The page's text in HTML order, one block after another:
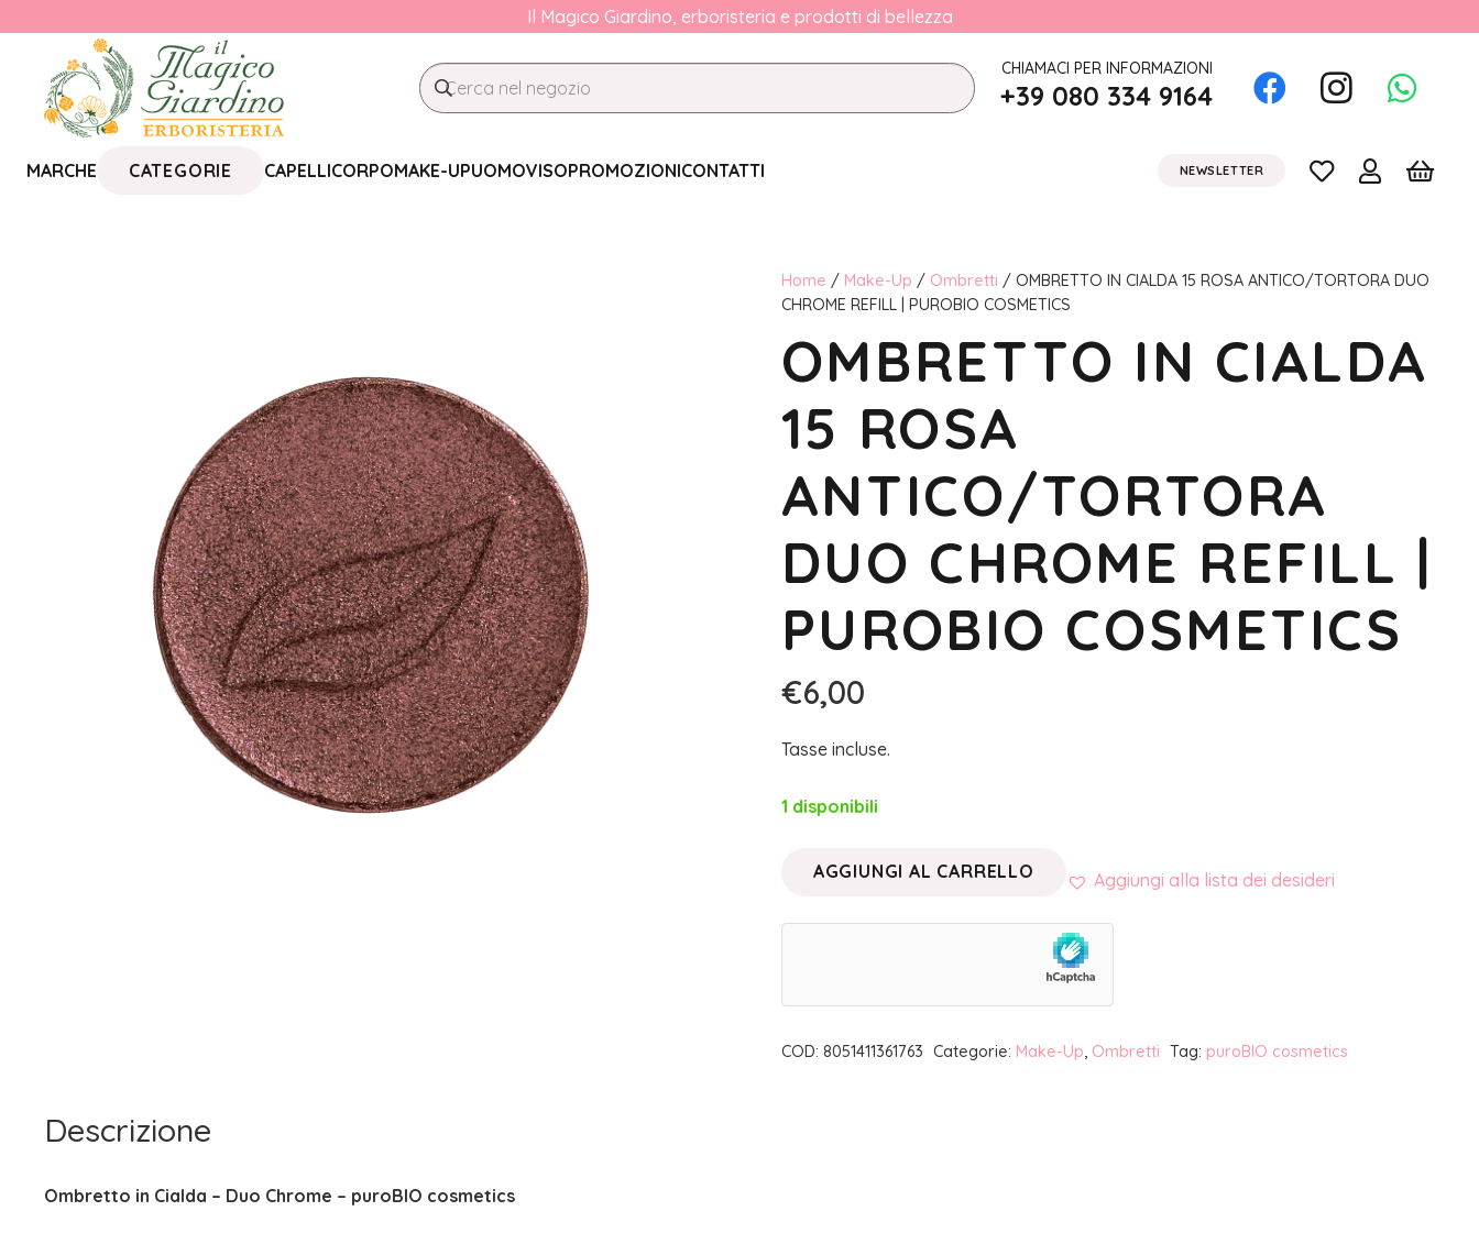
Il Magico Giardino, erboristeria e prodotti di bellezza
CHIAMACI PER INFORMAZIONI
+39 080 334 9164
MARCHE CATEGORIE CAPELLICORPOMAKE-UPUOMOVISOPROMOZIONICONTATTI NEWSLETTER
Home / Make-Up / Ombretti / OMBRETTO IN CIALDA 15 ROSA ANTICO/TORTORA DUO
CHROME REFILL | PUROBIO COSMETICS
OMBRETTO IN CIALDA
15 ROSA
ANTICO/TORTORA
DUO CHROME REFILL |
PUROBIO COSMETICS
€6,00
Tasse incluse.
1 disponibili
ROSA
ANTICO/TORTORA
AGGIUNGI AL CARRELLO Aggiungi alla lista dei desideri
COD: 8051411361763 Categorie: Make-Up, Ombretti Tag: puroBIO cosmetics
Descrizione
Ombretto in Cialda – Duo Chrome – puroBIO cosmetics